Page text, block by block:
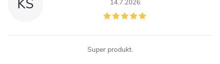
KS
14.7.2026
Super produkt.